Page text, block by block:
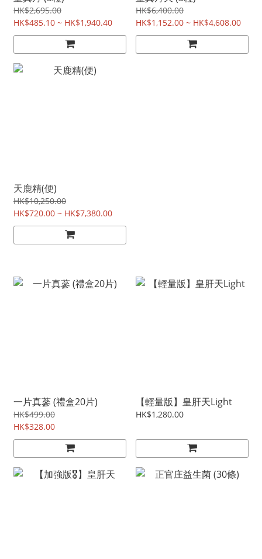
HK$2,695.00
HK$485.10 ~ HK$1,940.40
HK$6,400.00
HK$1,152.00 ~ HK$4,608.00
天鹿精(便)
HK$10,250.00
HK$720.00 ~ HK$7,380.00
一片真蔘 (禮盒20片)
HK$499.00
HK$328.00
【輕量版】皇肝天Light
HK$1,280.00